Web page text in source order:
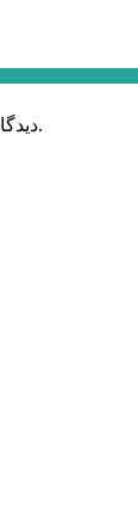
دیدگاه های ارسال شده توسط شما، پس از تایید توسط خبرگزاری الف در وب منتشر خواهد شد.